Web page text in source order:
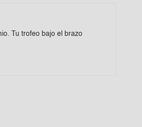
Tu trofeo bajo el brazo